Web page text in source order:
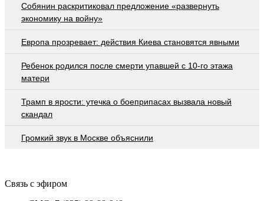
Собянин раскритиковал предложение «развернуть
экономику на войну»
Европа прозревает: действия Киева становятся явными
Ребенок родился после смерти упавшей с 10-го этажа
матери
Трамп в ярости: утечка о боеприпасах вызвала новый
скандал
Громкий звук в Москве объяснили
Связь с эфиром